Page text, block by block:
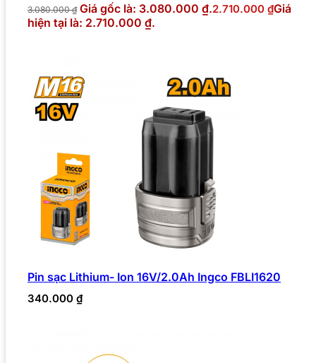
3.080.000₫ Giá gốc là: 3.080.000 ₫.2.710.000 ₫Giá
hiện tại là: 2.710.000 ₫.
Pin sạc Lithium- Ion 16V/2.0Ah Ingco FBLI1620
340.000 ₫